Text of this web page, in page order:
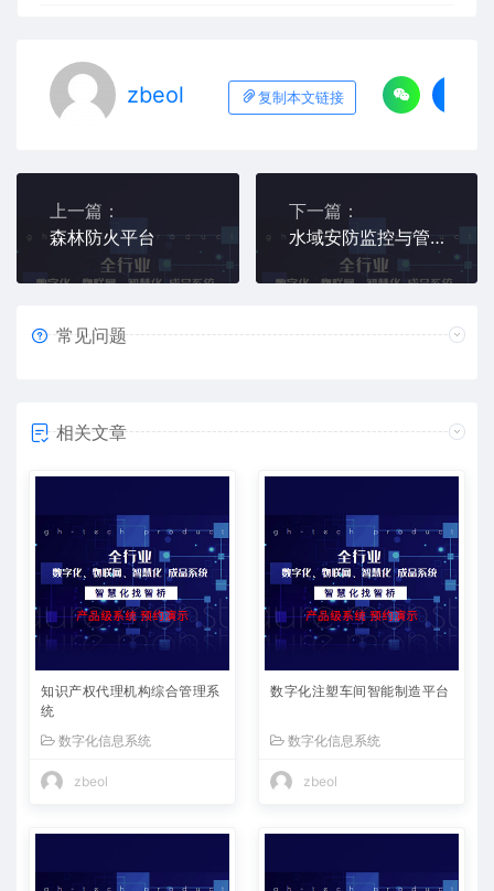
zbeol 复制本文链接
上一篇：
森林防火平台
下一篇：
水域安防监控与管理系统
常见问题
相关文章
知识产权代理机构综合管理系
统
数字化信息系统
zbeol
数字化注塑车间智能制造平台
数字化信息系统
zbeol